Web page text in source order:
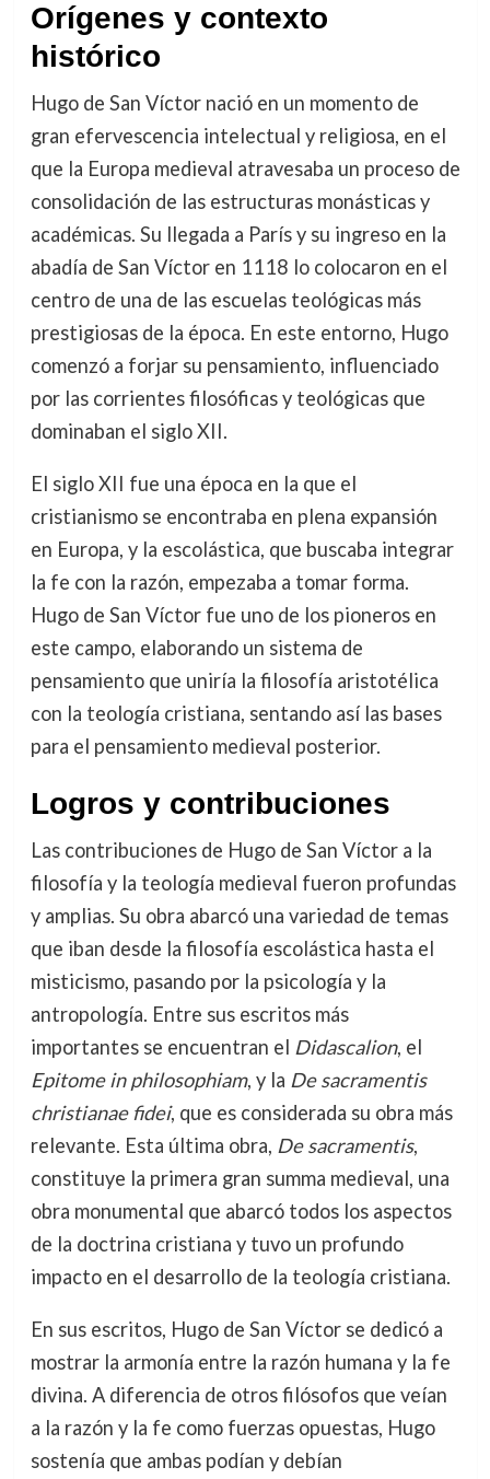
Orígenes y contexto
histórico
Hugo de San Víctor nació en un momento de
gran efervescencia intelectual y religiosa, en el
que la Europa medieval atravesaba un proceso de
consolidación de las estructuras monásticas y
académicas. Su llegada a París y su ingreso en la
abadía de San Víctor en 1118 lo colocaron en el
centro de una de las escuelas teológicas más
prestigiosas de la época. En este entorno, Hugo
comenzó a forjar su pensamiento, influenciado
por las corrientes filosóficas y teológicas que
dominaban el siglo XII.
El siglo XII fue una época en la que el
cristianismo se encontraba en plena expansión
en Europa, y la escolástica, que buscaba integrar
la fe con la razón, empezaba a tomar forma.
Hugo de San Víctor fue uno de los pioneros en
este campo, elaborando un sistema de
pensamiento que uniría la filosofía aristotélica
con la teología cristiana, sentando así las bases
para el pensamiento medieval posterior.
Logros y contribuciones
Las contribuciones de Hugo de San Víctor a la
filosofía y la teología medieval fueron profundas
y amplias. Su obra abarcó una variedad de temas
que iban desde la filosofía escolástica hasta el
misticismo, pasando por la psicología y la
antropología. Entre sus escritos más
importantes se encuentran el Didascalion, el
Epitome in philosophiam, y la De sacramentis
christianae fidei, que es considerada su obra más
relevante. Esta última obra, De sacramentis,
constituye la primera gran summa medieval, una
obra monumental que abarcó todos los aspectos
de la doctrina cristiana y tuvo un profundo
impacto en el desarrollo de la teología cristiana.
En sus escritos, Hugo de San Víctor se dedicó a
mostrar la armonía entre la razón humana y la fe
divina. A diferencia de otros filósofos que veían
a la razón y la fe como fuerzas opuestas, Hugo
sostenía que ambas podían y debían